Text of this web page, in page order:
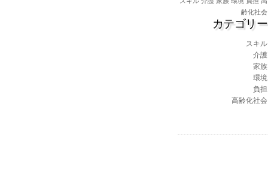
齢化社会
カテゴリー
スキル
介護
家族
環境
負担
高齢化社会